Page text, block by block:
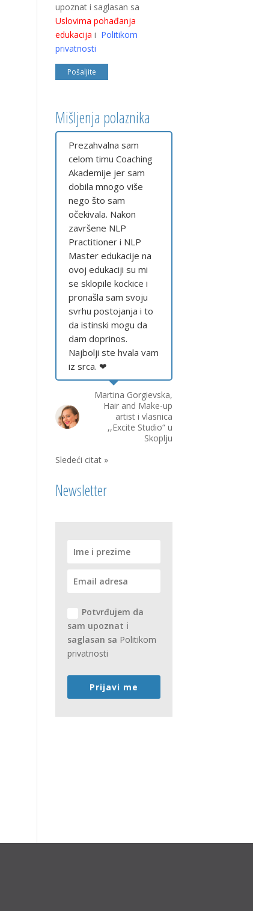
upoznat i saglasan sa
Uslovima pohađanja
edukacija i Politikom
privatnosti
Mišljenja polaznika
Prezahvalna sam
celom timu Coaching
Akademije jer sam
dobila mnogo više
nego što sam
očekivala. Nakon
završene NLP
Practitioner i NLP
Master edukacije na
ovoj edukaciji su mi
se sklopile kockice i
pronašla sam svoju
svrhu postojanja i to
da istinski mogu da
dam doprinos.
Najbolji ste hvala vam
iz srca. ❤
Martina Gorgievska,
Hair and Make-up
artist i vlasnica
,,Excite Studio“ u
Skoplju
Sledeći citat »
Newsletter
Potvrđujem da
sam upoznat i
saglasan sa Politikom
privatnosti
Prijavi me